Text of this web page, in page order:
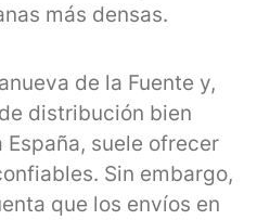
más densas.
de la Fuente y,
distribución bien
suele ofrecer
Sin embargo,
que los envíos en